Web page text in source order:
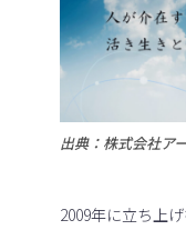
出典：株式会社ア
2009年に立ち上